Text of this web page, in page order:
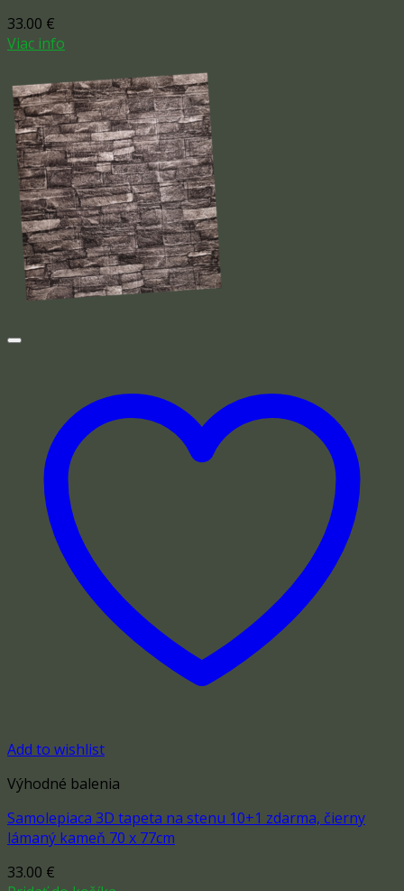
33.00 €
Viac info
Add to wishlist
Výhodné balenia
Samolepiaca 3D tapeta na stenu 10+1 zdarma, čierny
lámaný kameň 70 x 77cm
33.00 €